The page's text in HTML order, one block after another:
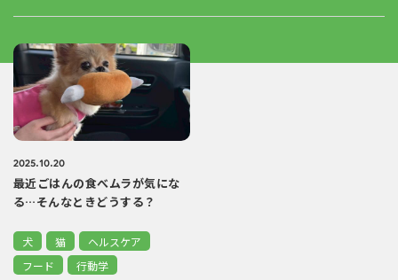
2025.10.20
最近ごはんの食べムラが気にな
る…そんなときどうする？
犬 猫
ヘルスケア
フード
行動学